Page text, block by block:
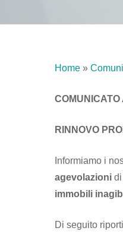
Home »
COMUNICATO
RINNOVO
Informiamo i
agevolazioni
immobili
Di seguito